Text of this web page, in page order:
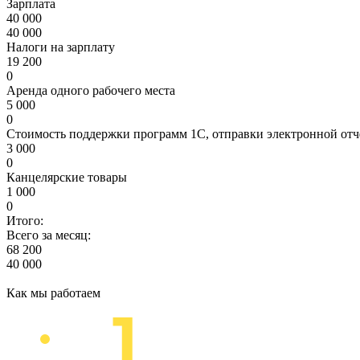
Зарплата
40 000
40 000
Налоги на зарплату
19 200
0
Аренда одного рабочего места
5 000
0
Стоимость поддержки программ 1С, отправки электронной
3 000
0
Канцелярские товары
1 000
0
Итого:
Всего за месяц:
68 200
40 000
Как мы работаем